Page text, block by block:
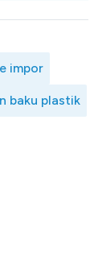
impor
baku plastik